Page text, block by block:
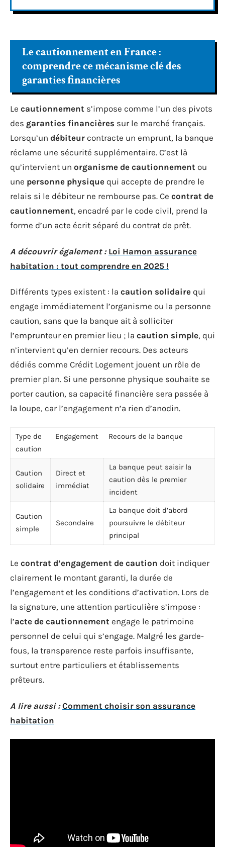
Le cautionnement en France :
comprendre ce mécanisme clé des
garanties financières
Le cautionnement s’impose comme l’un des pivots
des garanties financières sur le marché français.
Lorsqu’un débiteur contracte un emprunt, la banque
réclame une sécurité supplémentaire. C’est là
qu’intervient un organisme de cautionnement ou
une personne physique qui accepte de prendre le
relais si le débiteur ne rembourse pas. Ce contrat de
cautionnement, encadré par le code civil, prend la
forme d’un acte écrit séparé du contrat de prêt.
A découvrir également : Loi Hamon assurance
habitation : tout comprendre en 2025 !
Différents types existent : la caution solidaire qui
engage immédiatement l’organisme ou la personne
caution, sans que la banque ait à solliciter
l’emprunteur en premier lieu ; la caution simple, qui
n’intervient qu’en dernier recours. Des acteurs
dédiés comme Crédit Logement jouent un rôle de
premier plan. Si une personne physique souhaite se
porter caution, sa capacité financière sera passée à
la loupe, car l’engagement n’a rien d’anodin.
Type de
caution
Engagement Recours de la banque
Caution
solidaire
Direct et
immédiat
La banque peut saisir la
caution dès le premier
incident
Caution
simple
Secondaire
La banque doit d’abord
poursuivre le débiteur
principal
Le contrat d’engagement de caution doit indiquer
clairement le montant garanti, la durée de
l’engagement et les conditions d’activation. Lors de
la signature, une attention particulière s’impose :
l’acte de cautionnement engage le patrimoine
personnel de celui qui s’engage. Malgré les garde-
fous, la transparence reste parfois insuffisante,
surtout entre particuliers et établissements
prêteurs.
A lire aussi : Comment choisir son assurance
habitation